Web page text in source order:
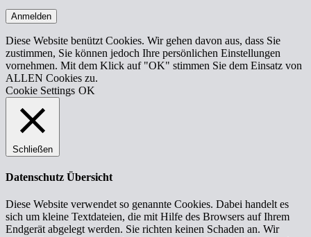
Anmelden
Diese Website benützt Cookies. Wir gehen davon aus, dass Sie
zustimmen, Sie können jedoch Ihre persönlichen Einstellungen
vornehmen. Mit dem Klick auf "OK" stimmen Sie dem Einsatz von
ALLEN Cookies zu.
Cookie Settings OK
Schließen
Datenschutz Übersicht
Diese Website verwendet so genannte Cookies. Dabei handelt es
sich um kleine Textdateien, die mit Hilfe des Browsers auf Ihrem
Endgerät abgelegt werden. Sie richten keinen Schaden an. Wir